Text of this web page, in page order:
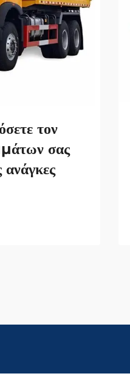
τον
σας
ανάγκες